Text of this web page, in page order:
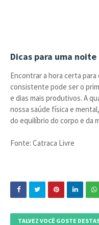
Dicas para uma
Encontrar a hora certa
consistente pode ser o
e dias mais produtivos. A
nossa saúde física e
do equilíbrio do corpo e da
Fonte: Catraca Livre
TALVEZ VOCÊ GOSTE